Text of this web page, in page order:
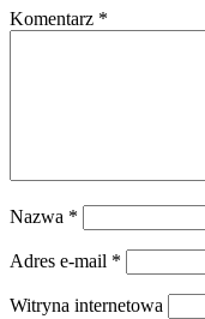
Komentarz *
Nazwa *
Adres e-mail *
Witryna internetowa